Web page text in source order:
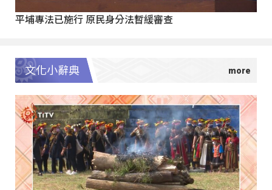
平埔專法已施行 原民身分法暫緩審查
文化小辭典